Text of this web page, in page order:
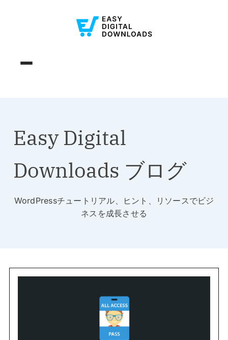
Easy Digital
Downloads ブログ
WordPressチュートリアル、ヒント、リソースでビジ
ネスを成長させる